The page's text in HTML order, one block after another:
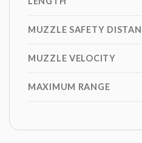
MUZZLE SAFETY
MUZZLE VELOCITY
MAXIMUM RANGE